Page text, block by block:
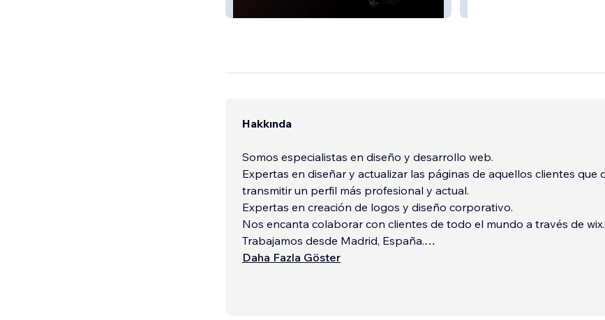
Hakkında
Somos especialistas en diseño y desarrollo web.
Expertas en diseñar y actualizar las páginas de aquellos clientes que deseen
transmitir un perfil más profesional y actual.
Expertas en creación de logos y diseño corporativo.
Nos encanta colaborar con clientes de todo el mundo a través de wix.
Trabajamos desde Madrid, España.
Daha Fazla Göster